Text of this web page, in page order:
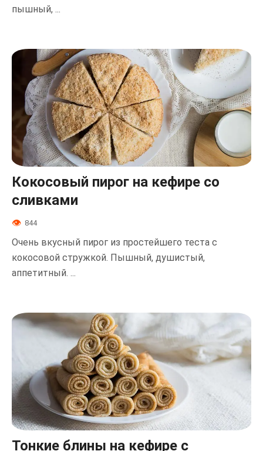
пышный, ...
Кокосовый пирог на кефире со
сливками
844
Очень вкусный пирог из простейшего теста с
кокосовой стружкой. Пышный, душистый,
аппетитный. ...
Тонкие блины на кефире с